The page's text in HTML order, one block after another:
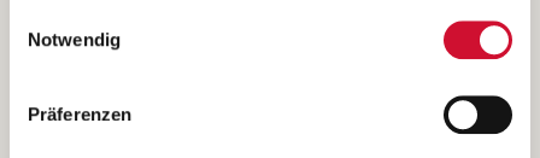
Wenn Sie auf „Cookies zulassen“ klicken, so stimmen
Sie der Speicherung sämtlicher Cookies zu. Sie können
Ihre Einwilligung selbstverständlich jederzeit widerrufen,
indem Sie die Cookie-Einstellungen aufrufen und diese
Notwendig
Präferenzen
Betreiber der Webseite
Kantstraße 45a